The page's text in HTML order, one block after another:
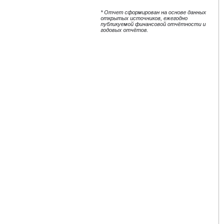
* Отчет сформирован на основе данных
открытых источников, ежегодно
публикуемой финансовой отчётности и
годовых отчётов.